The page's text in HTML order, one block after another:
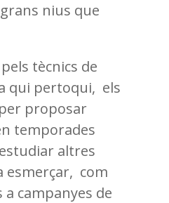
nius que
tècnics de
qui pertoqui, els
proposar
temporades
altres
esmerçar, com
campanyes de